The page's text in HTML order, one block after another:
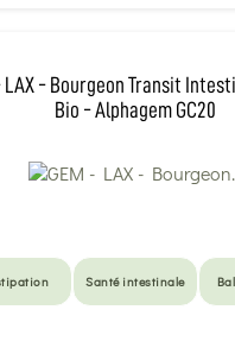
LAX - Bourgeon Transit
Bio - Alphagem GC20
Santé intestinale